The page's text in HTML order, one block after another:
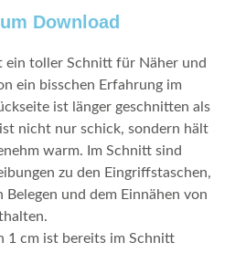
Download
ein toller Schnitt für Näher und
ein bisschen Erfahrung im
ist länger geschnitten als
nicht nur schick, sondern hält
warm. Im Schnitt sind
zu den Eingriffstaschen,
und dem Einnähen von
1 cm ist bereits im Schnitt